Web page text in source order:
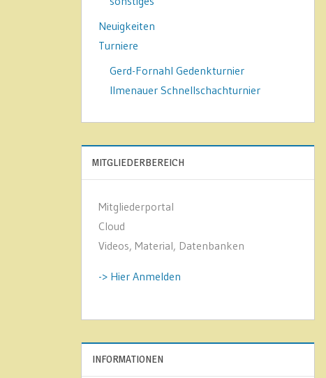
Neuigkeiten
Turniere
Gerd-Fornahl Gedenkturnier
Ilmenauer Schnellschachturnier
MITGLIEDERBEREICH
Mitgliederportal
Cloud
Videos, Material, Datenbanken
-> Hier Anmelden
INFORMATIONEN